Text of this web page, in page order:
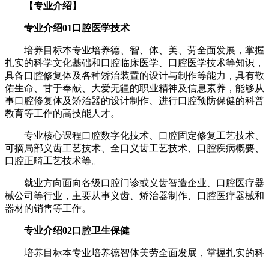
【专业介绍】
专业介绍01口腔医学技术
培养目标本专业培养德、智、体、美、劳全面发展，掌握
扎实的科学文化基础和口腔临床医学、口腔医学技术等知识，
具备口腔修复体及各种矫治装置的设计与制作等能力，具有敬
佑生命、甘于奉献、大爱无疆的职业精神及信息素养，能够从
事口腔修复体及矫治器的设计制作、进行口腔预防保健的科普
教育等工作的高技能人才。
专业核心课程口腔数字化技术、口腔固定修复工艺技术、
可摘局部义齿工艺技术、全口义齿工艺技术、口腔疾病概要、
口腔正畸工艺技术等。
就业方向面向各级口腔门诊或义齿智造企业、口腔医疗器
械公司等行业，主要从事义齿、矫治器制作、口腔医疗器械和
器材的销售等工作。
专业介绍02口腔卫生保健
培养目标本专业培养德智体美劳全面发展，掌握扎实的科